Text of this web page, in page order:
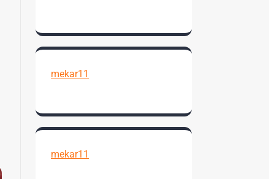
mekar11
mekar11